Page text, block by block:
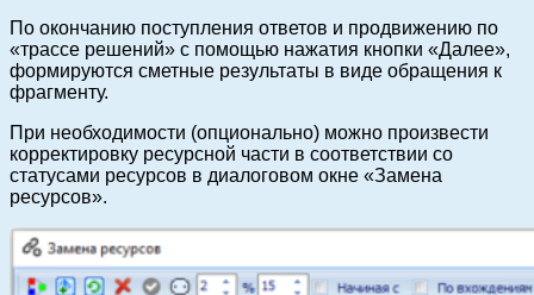
По окончанию поступления ответов и продвижению по
«трассе решений» с помощью нажатия кнопки «Далее»,
формируются сметные результаты в виде обращения к
фрагменту.
При необходимости (опционально) можно произвести
корректировку ресурсной части в соответствии со
статусами ресурсов в диалоговом окне «Замена
ресурсов».